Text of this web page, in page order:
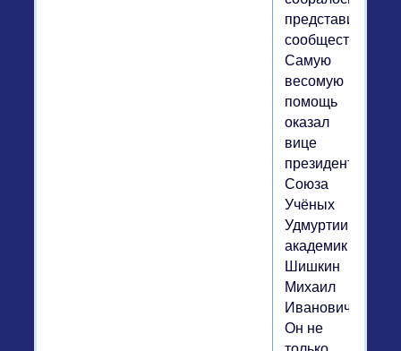
сообщество.
Самую
весомую
помощь
оказал
вице
президент
Союза
Учёных
Удмуртии,
академик
Шишкин
Михаил
Иванович.
Он не